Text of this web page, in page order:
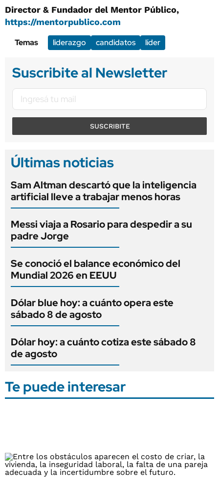
Director & Fundador del Mentor Público,
https://mentorpublico.com
Temas
liderazgo candidatos líder
Suscribite al Newsletter
SUSCRIBITE
Últimas noticias
Sam Altman descartó que la inteligencia
artificial lleve a trabajar menos horas
Messi viaja a Rosario para despedir a su
padre Jorge
Se conoció el balance económico del
Mundial 2026 en EEUU
Dólar blue hoy: a cuánto opera este
sábado 8 de agosto
Dólar hoy: a cuánto cotiza este sábado 8
de agosto
Te puede interesar